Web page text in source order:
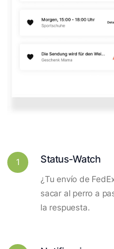
1 Status-Watch
¿Tu envío de
sacar al perro a
la respuesta.